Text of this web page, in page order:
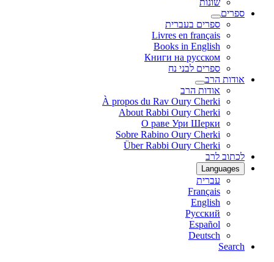
שונות
ספרים
ספרים בעברית
Livres en français
Books in English
Книги на русском
ספרים לבני נח
אודות הרב
אודות הרב
À propos du Rav Oury Cherki
About Rabbi Oury Cherki
О раве Ури Шерки
Sobre Rabino Oury Cherki
Über Rabbi Oury Cherki
לכתוב לרב
Languages
עברית
Français
English
Русский
Español
Deutsch
Search